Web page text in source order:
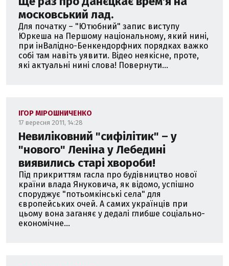
московський лад.
Для початку – "Ютюбний" запис виступу
Юркеша на Першому національному, який нині,
при інВалідно-Бенкендорфних порядках важко
собі там навіть уявити. Відео неякісне, проте,
які актуальні нині слова! Повернути...
ІГОР МІРОШНИЧЕНКО
17 вересня 2011, 14:28
Невиліковний "сифілітик" – у
"нового" Леніна у Лебедині
виявились старі хвороби!
Під прикриттям гасла про будівництво нової
країни влада Януковича, як відомо, успішно
споруджує "потьомкінські села" для
європейських очей. А самих українців при
цьому вона заганяє у дедалі глибше соціально-
економічне...